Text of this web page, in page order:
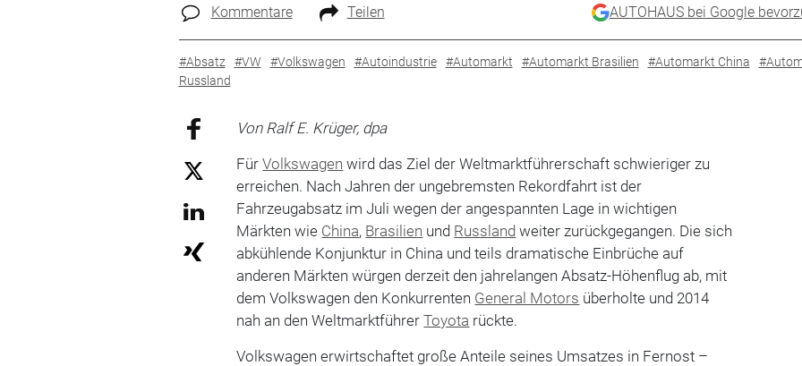
Kommentare Teilen AUTOHAUS bei Google
#Absatz #VW #Volkswagen #Autoindustrie #Automarkt #Automarkt Brasilien #Automarkt China
Russland
Von Ralf E. Krüger, dpa
FürVolkswagen wird das Ziel der Weltmarktführerschaft schwieriger zu
erreichen. Nach Jahren der ungebremsten Rekordfahrt ist der
Fahrzeugabsatz im Juli wegen der angespannten Lage in wichtigen
Märkten wie China, Brasilien und Russland weiter zurückgegangen. Die sich
abkühlende Konjunktur in China und teils dramatische Einbrüche auf
anderen Märkten würgen derzeit den jahrelangen Absatz-Höhenflug ab, mit
dem Volkswagen den Konkurrenten General Motors überholte und 2014
nah an den WeltmarktführerToyota rückte.
Volkswagen erwirtschaftet große Anteile seines Umsatzes in Fernost –